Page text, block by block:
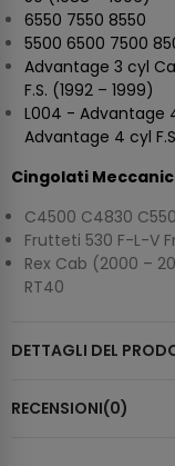
6550 7550 8550
5500 6500 7500
Advantage 3 cyl
F.S. (1992 – 1999)
L004 - Advantage
Advantage 4 cyl
Cingolati
C4500 C4830
Frutteti 530 F-L-V
Rex Cab (2000 –
RT40
DETTAGLI DEL
RECENSIONI(0)